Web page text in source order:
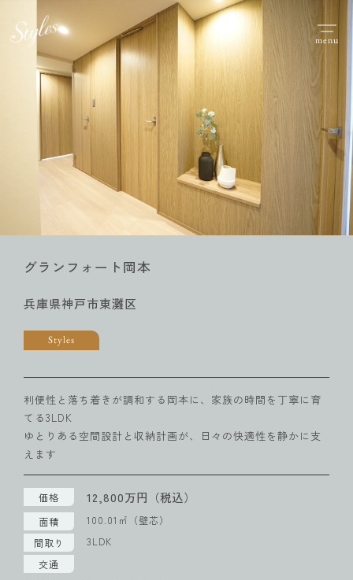
menu
グランフォート岡本
兵庫県神戸市東灘区
Styles
利便性と落ち着きが調和する岡本に、家族の時間を丁寧に育
てる3LDK
ゆとりある空間設計と収納計画が、日々の快適性を静かに支
えます
価格 12,800万円（税込）
面積
100.01㎡（壁芯）
間取り
3LDK
交通